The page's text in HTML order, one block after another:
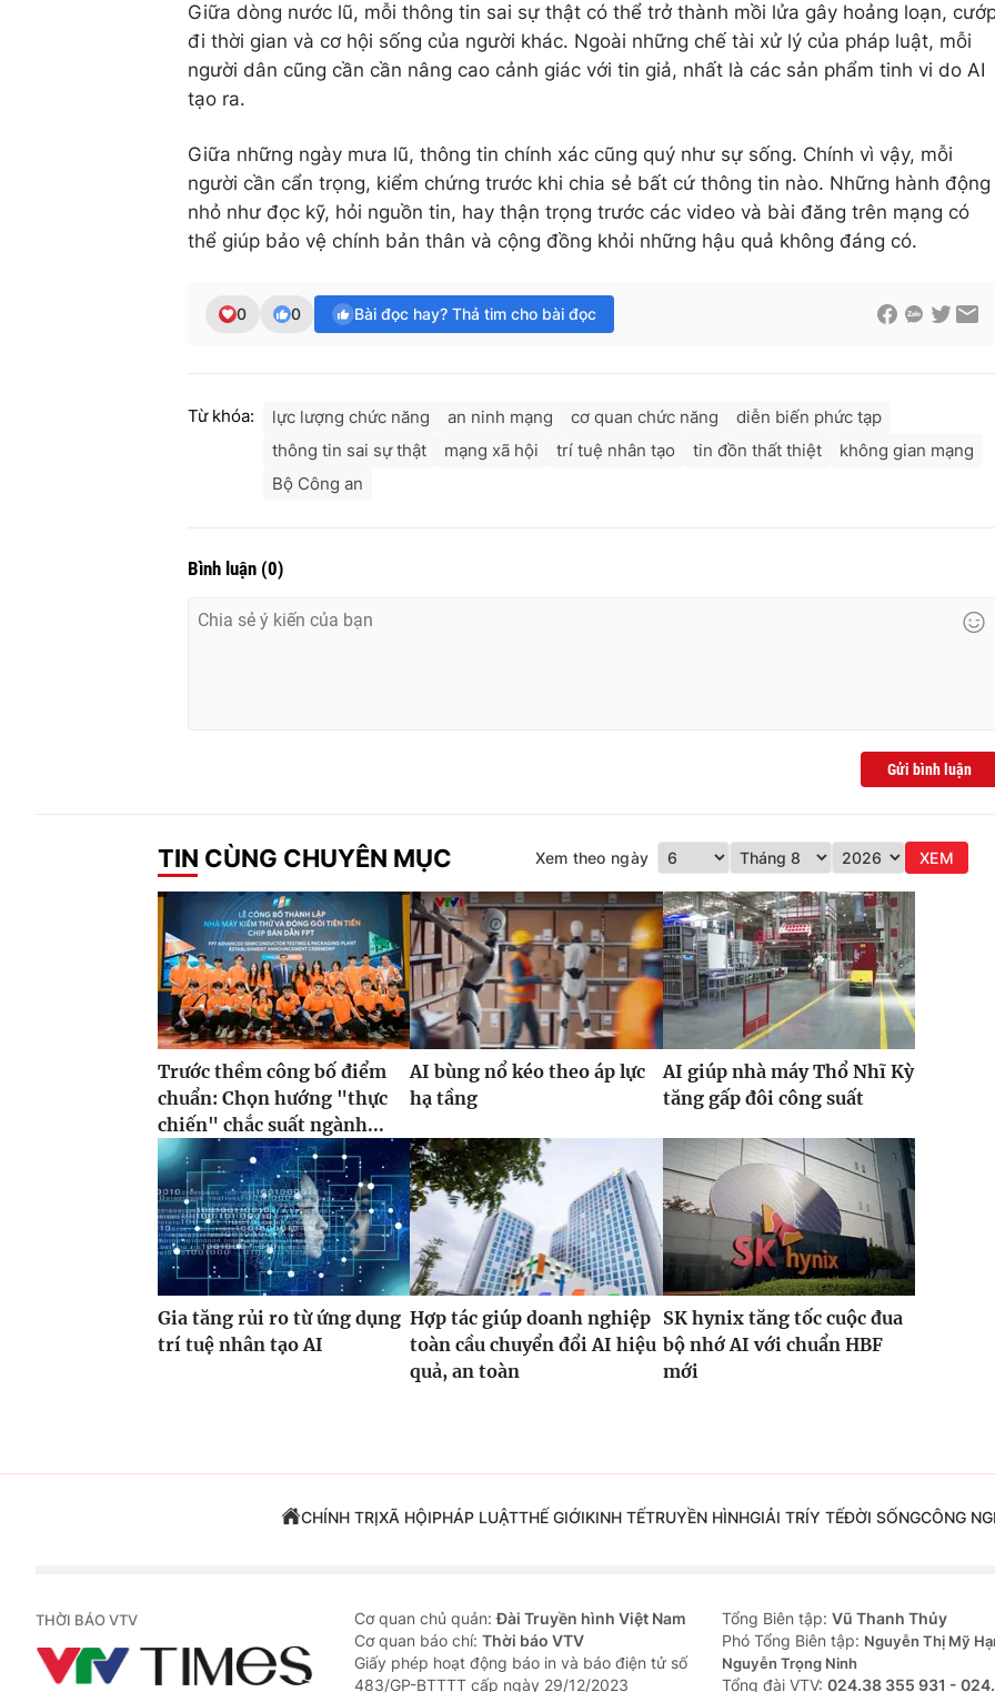
Giữa dòng nước lũ, mỗi thông tin sai sự thật có thể trở thành mồi lửa gây hoảng loạn,
đi thời gian và cơ hội sống của người khác. Ngoài những chế tài xử lý của pháp luật, mỗi
người dân cũng cần cần nâng cao cảnh giác với tin giả, nhất là các sản phẩm tinh vi do AI
tạo ra.
Giữa những ngày mưa lũ, thông tin chính xác cũng quý như sự sống. Chính vì vậy, mỗi
người cần cẩn trọng, kiểm chứng trước khi chia sẻ bất cứ thông tin nào. Những hành động
nhỏ như đọc kỹ, hỏi nguồn tin, hay thận trọng trước các video và bài đăng trên mạng có
thể giúp bảo vệ chính bản thân và cộng đồng khỏi những hậu quả không đáng có.
0 0 Bài đọc hay? Thả tim cho bài đọc
Từ khóa: lực lượng chức năng an ninh mạng cơ quan chức năng
diễn biến phức tạp
thông tin sai sự thật
mạng xã hội trí tuệ nhân tạo tin đồn thất thiệt
không gian mạng
Bộ Công an
Bình luận (0)
Gửi bình luận
TIN CÙNG CHUYÊN MỤC Xem theo ngày XEM
Trước thềm công bố điểm
chuẩn: Chọn hướng "thực
chiến" chắc suất ngành...
AI bùng nổ kéo theo áp lực
hạ tầng
AI giúp nhà máy Thổ Nhĩ Kỳ
tăng gấp đôi công suất
Gia tăng rủi ro từ ứng dụng
trí tuệ nhân tạo AI
Hợp tác giúp doanh nghiệp
toàn cầu chuyển đổi AI hiệu
quả, an toàn
SK hynix tăng tốc cuộc đua
bộ nhớ AI với chuẩn HBF
mới
CHÍNH TRỊXÃ HỘIPHÁP LUẬTTHẾ GIỚIKINH TẾTRUYỀN HÌNHGIẢI TRÍY TẾĐỜI SỐNGCÔNG
THỜI BÁO VTV Cơ quan chủ quản:Đài Truyền hình Việt Nam
Cơ quan báo chí: Thời báo VTV
Giấy phép hoạt động báo in và báo điện tử số
483/GP-BTTTT cấp ngày 29/12/2023
Tổng Biên tập: Vũ Thanh Thủy
Phó Tổng Biên tập: Nguyễn Thị Mỹ
Nguyễn Trọng Ninh
Tổng đài VTV: 024.38 355 931 -